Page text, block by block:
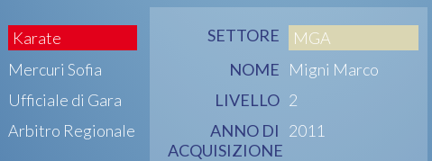
Karate
Mercuri Sofia
Ufficiale di Gara
Arbitro Regionale
SETTORE
MGA
NOME Migni Marco
LIVELLO 2
ANNO DI
ACQUISIZIONE
2011